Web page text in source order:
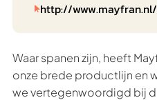
http://
Waar spanen zijn, heeft
onze brede productlijn en
we vertegenwoordigd bij